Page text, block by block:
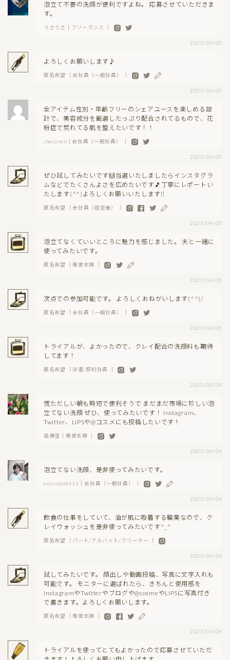
泡立て不要の洗顔が便利ですよね。 応募させていただきま
す。
うさうさ｜フリーランス ｜
2023/04/05
よろしくお願いします♪
匿名希望 ｜会社員（一般社員） ｜
2023/04/05
全アイテム性別・年齢フリーのシェアユースを楽しめる設
計で、美容成分を厳選したっぷり配合されてるもので、花
粉症で荒れてる肌を整えたいです！！
chocomin｜会社員（一般社員） ｜
2023/04/05
ぜひ試してみたいです🙌当選いたしましたらインスタグラ
ムなどでたくさんよさを広めたいです🎵丁寧にレポートい
たします(^^)よろしくお願いいたします‼️
匿名希望 ｜会社員（経営者） ｜
2023/04/05
泡立てなくていいところに魅力を感じました。 夫と一緒に
使ってみたいです。
匿名希望 ｜専業主婦 ｜
2023/04/05
次点での参加可能です。 よろしくおねがいします(^^)/
匿名希望 ｜会社員（一般社員） ｜
2023/04/05
トライアルが、よかったので、クレイ配合の洗顔料も期待
してます！
匿名希望 ｜派遣/契約社員 ｜
2023/04/04
慌ただしい朝も時短で便利そうで まだまだ市場に珍しい泡
立てない洗顔 ぜひ、使ってみたいです！ Instagram、
Twitter、LIPSや@コスメにも投稿したいです！
高保湿｜専業主婦 ｜
2023/04/04
泡立てない洗顔、是非使ってみたいです。
uniuniko8413｜会社員（一般社員） ｜
2023/04/04
飲食の仕事をしていて、油が肌に吸着する職業なので、ク
レイウォッシュを是非使ってみたいです^_^
匿名希望 ｜パート/アルバイト/フリーター ｜
2023/04/04
試してみたいです。 顔出しや動画投稿、写真に文字入れも
可能です。 モニターに選ばれたら、きちんと使用感を
InstagramやTwitterやブログや@cosmeやLIPSに写真付き
で書きます。よろしくお願いします。
匿名希望 ｜専業主婦 ｜
2023/04/04
トライアルを使ってとてもよかったので応募させていただ